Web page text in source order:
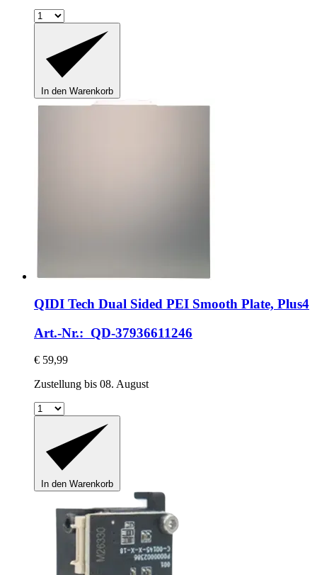
In den Warenkorb
QIDI Tech Dual Sided PEI Smooth Plate, Plus4
Art.-Nr.: QD-37936611246
€ 59,99
Zustellung bis 08. August
In den Warenkorb